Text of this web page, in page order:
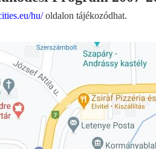
hu/oldalon tájékozódhat.